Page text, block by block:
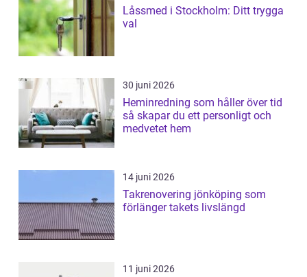
Låssmed i Stockholm: Ditt trygga
val
30 juni 2026
Heminredning som håller över tid
så skapar du ett personligt och
medvetet hem
14 juni 2026
Takrenovering jönköping som
förlänger takets livslängd
11 juni 2026